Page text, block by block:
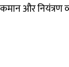
और नियंत्रण